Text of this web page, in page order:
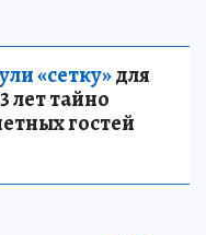
«сетку»для
лет тайно
гостей